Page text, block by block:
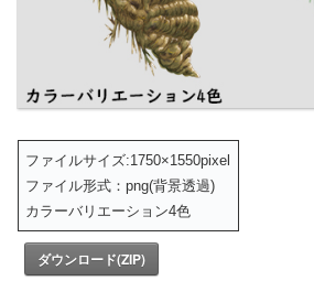
ファイルサイズ:1750×1550pixel
ファイル形式：png(背景透過)
カラーバリエーション4色
ダウンロード(ZIP)